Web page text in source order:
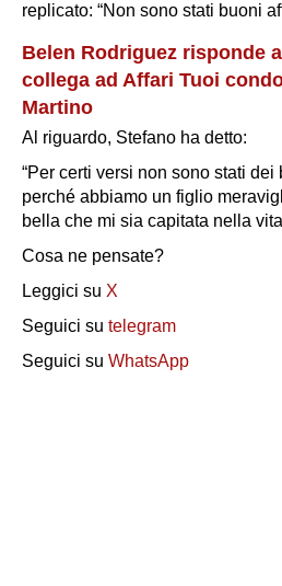
replicato: “Non sono stati buoni
Belen Rodriguez risponde
collega ad Affari Tuoi
Martino
Al riguardo, Stefano ha detto:
“Per certi versi non sono stati dei
perché abbiamo un figlio
bella che mi sia capitata nella
Cosa ne pensate?
Leggici su X
Seguici su telegram
Seguici su WhatsApp